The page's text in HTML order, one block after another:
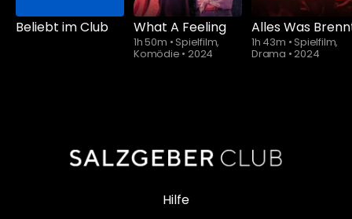
Beliebt im Club What A Feeling
1h 50m • Spielfilm,
Komödie • 2024
Alles Was
1h 43m • Spielfilm,
Drama •2024
Hilfe